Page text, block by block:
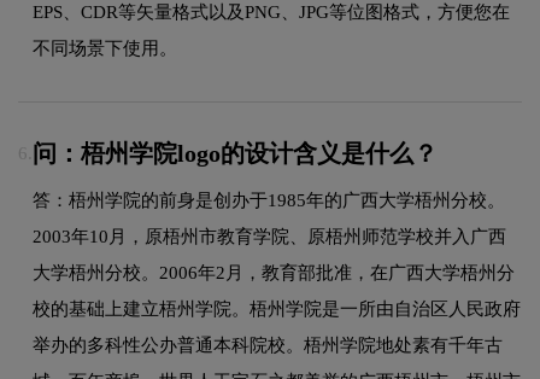
EPS、CDR等矢量格式以及PNG、JPG等位图格式，方便您在
不同场景下使用。
6. 问：梧州学院logo的设计含义是什么？
答：梧州学院的前身是创办于1985年的广西大学梧州分校。
2003年10月，原梧州市教育学院、原梧州师范学校并入广西
大学梧州分校。2006年2月，教育部批准，在广西大学梧州分
校的基础上建立梧州学院。梧州学院是一所由自治区人民政府
举办的多科性公办普通本科院校。梧州学院地处素有千年古